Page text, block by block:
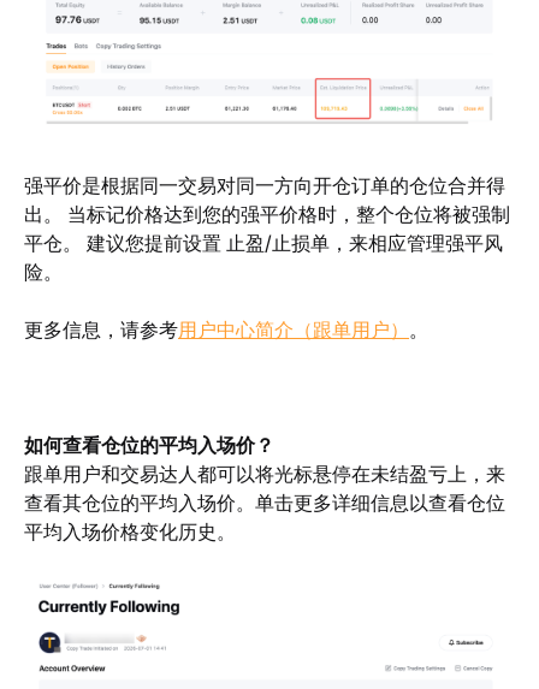
强平价是根据同一交易对同一方向开仓订单的仓位合并得
出。 当标记价格达到您的强平价格时，整个仓位将被强制
平仓。 建议您提前设置 止盈/止损单，来相应管理强平风
险。
更多信息，请参考用户中心简介（跟单用户） 。
如何查看仓位的平均入场价？
跟单用户和交易达人都可以将光标悬停在未结盈亏上，来
查看其仓位的平均入场价。单击更多详细信息以查看仓位
平均入场价格变化历史。